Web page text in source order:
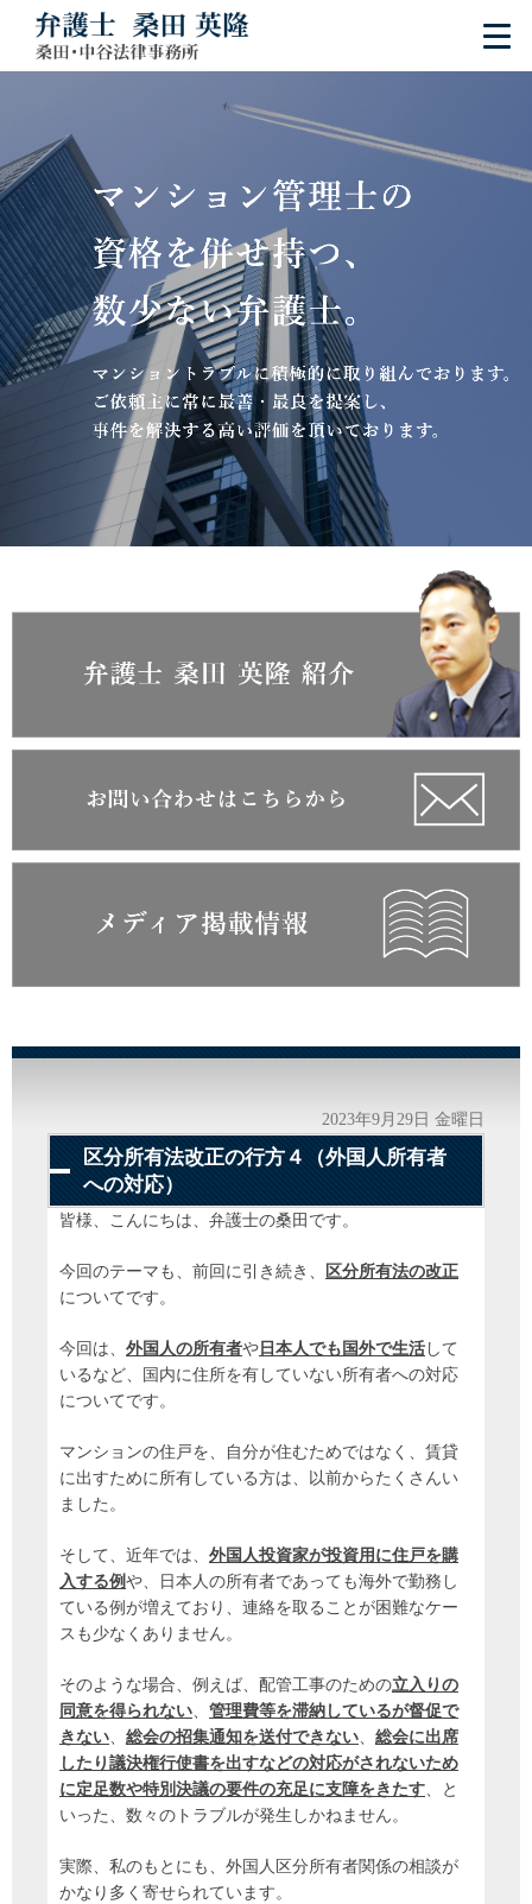
2023年9月29日 金曜日
区分所有法改正の行方４（外国人所有者
への対応）
皆様、こんにちは、弁護士の桑田です。
今回のテーマも、前回に引き続き、
区分所有法の改正
についてです。
今回は、 外国人の所有者や 日本人でも国外で生活 して
いるなど、国内に住所を有していない所有者への対応
についてです。
マンションの住戸を、自分が住むためではなく、賃貸
に出すために所有している方は、以前からたくさんい
ました。
そして、近年では、 外国人投資家が投資用に住戸を購
入する例や、日本人の所有者であっても海外で勤務し
ている例が増えており、連絡を取ることが困難なケー
スも少なくありません。
そのような場合、例えば、配管工事のための立入りの
同意を得られない、 管理費等を滞納しているが督促で
きない、 総会の招集通知を送付できない、 総会に出席
したり議決権行使書を出すなどの対応がされないため
に定足数や特別決議の要件の充足に支障をきたす、と
いった、数々のトラブルが発生しかねません。
実際、私のもとにも、外国人区分所有者関係の相談が
かなり多く寄せられています。